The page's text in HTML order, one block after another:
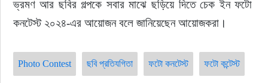
ভ্রমণ আর ছবির গল্পকে সবার মাঝে ছড়িয়ে দিতে চেক ইন ফটো
কনটেস্ট ২০২৪-এর আয়োজন বলে জানিয়েছেন আয়োজকরা।
Photo Contest ছবি প্রতিযগিতা ফটো কনটেস্ট ফটো কন্টেস্ট